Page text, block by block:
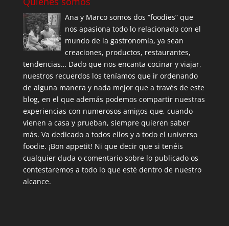
Ana y Marco somos dos “foodies” que
nos apasiona todo lo relacionado con el
mundo de la gastronomía, ya sean
creaciones, productos, restaurantes,
tendencias… Dado que nos encanta cocinar y viajar,
nuestros recuerdos los teníamos que ir ordenando
de alguna manera y nada mejor que a través de este
blog, en el que además podemos compartir nuestras
experiencias con numerosos amigos que, cuando
vienen a casa y prueban, siempre quieren saber
más. Va dedicado a todos ellos y a todo el universo
foodie. ¡Bon appetit! Ni que decir que si tenéis
cualquier duda o comentario sobre lo publicado os
contestaremos a todo lo que esté dentro de nuestro
alcance.